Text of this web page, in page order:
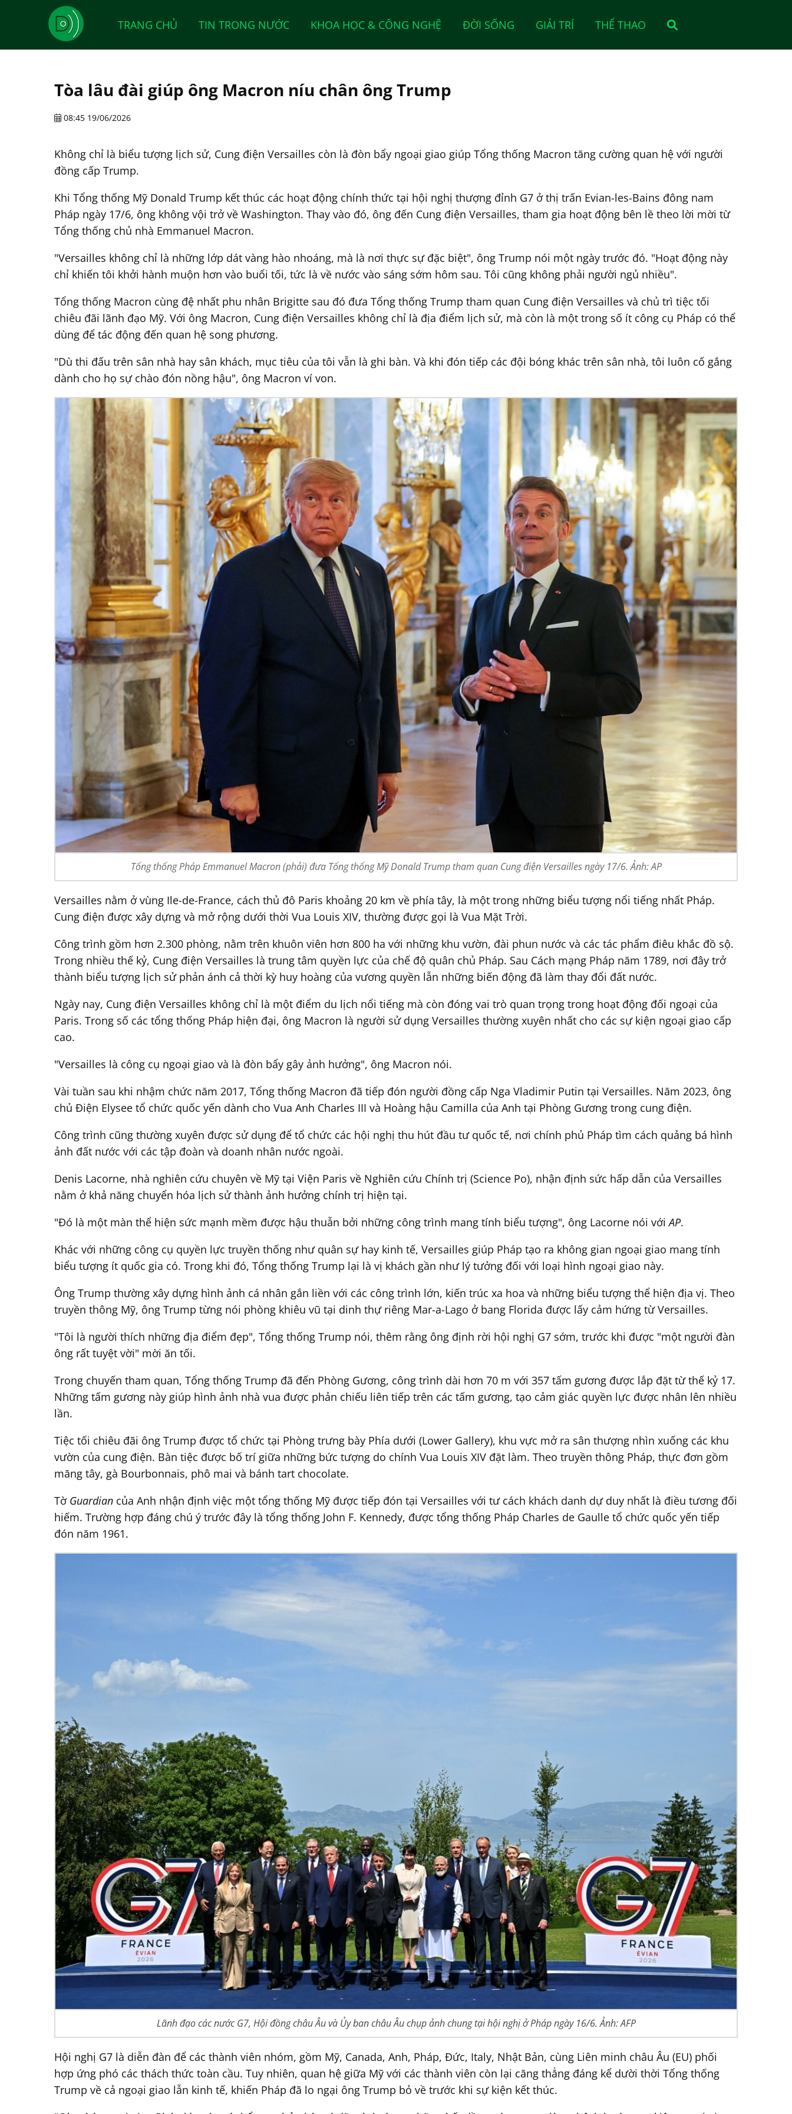
TRANG CHỦ TIN TRONG NƯỚC KHOA HỌC & CÔNG NGHỆ ĐỜI SỐNG GIẢI TRÍ THỂ THAO
Tòa lâu đài giúp ông Macron níu chân ông Trump
08:45 19/06/2026
Không chỉ là biểu tượng lịch sử, Cung điện Versailles còn là đòn bẩy ngoại giao giúp Tổng thống Macron tăng cường quan hệ với người
đồng cấp Trump.
Khi Tổng thống Mỹ Donald Trump kết thúc các hoạt động chính thức tại hội nghị thượng đỉnh G7 ở thị trấn Evian-les-Bains đông nam
Pháp ngày 17/6, ông không vội trở về Washington. Thay vào đó, ông đến Cung điện Versailles, tham gia hoạt động bên lề theo lời mời từ
Tổng thống chủ nhà Emmanuel Macron.
"Versailles không chỉ là những lớp dát vàng hào nhoáng, mà là nơi thực sự đặc biệt", ông Trump nói một ngày trước đó. "Hoạt động này
chỉ khiến tôi khởi hành muộn hơn vào buổi tối, tức là về nước vào sáng sớm hôm sau. Tôi cũng không phải người ngủ nhiều".
Tổng thống Macron cùng đệ nhất phu nhân Brigitte sau đó đưa Tổng thống Trump tham quan Cung điện Versailles và chủ trì tiệc tối
chiêu đãi lãnh đạo Mỹ. Với ông Macron, Cung điện Versailles không chỉ là địa điểm lịch sử, mà còn là một trong số ít công cụ Pháp có thể
dùng để tác động đến quan hệ song phương.
"Dù thi đấu trên sân nhà hay sân khách, mục tiêu của tôi vẫn là ghi bàn. Và khi đón tiếp các đội bóng khác trên sân nhà, tôi luôn cố gắng
dành cho họ sự chào đón nồng hậu", ông Macron ví von.
Tổng thống Pháp Emmanuel Macron (phải) đưa Tổng thống Mỹ Donald Trump tham quan Cung điện Versailles ngày 17/6. Ảnh: AP
Versailles nằm ở vùng Ile-de-France, cách thủ đô Paris khoảng 20 km về phía tây, là một trong những biểu tượng nổi tiếng nhất Pháp.
Cung điện được xây dựng và mở rộng dưới thời Vua Louis XIV, thường được gọi là Vua Mặt Trời.
Công trình gồm hơn 2.300 phòng, nằm trên khuôn viên hơn 800 ha với những khu vườn, đài phun nước và các tác phẩm điêu khắc đồ sộ.
Trong nhiều thế kỷ, Cung điện Versailles là trung tâm quyền lực của chế độ quân chủ Pháp. Sau Cách mạng Pháp năm 1789, nơi đây trở
thành biểu tượng lịch sử phản ánh cả thời kỳ huy hoàng của vương quyền lẫn những biến động đã làm thay đổi đất nước.
Ngày nay, Cung điện Versailles không chỉ là một điểm du lịch nổi tiếng mà còn đóng vai trò quan trọng trong hoạt động đối ngoại của
Paris. Trong số các tổng thống Pháp hiện đại, ông Macron là người sử dụng Versailles thường xuyên nhất cho các sự kiện ngoại giao cấp
cao.
"Versailles là công cụ ngoại giao và là đòn bẩy gây ảnh hưởng", ông Macron nói.
Vài tuần sau khi nhậm chức năm 2017, Tổng thống Macron đã tiếp đón người đồng cấp Nga Vladimir Putin tại Versailles. Năm 2023, ông
chủ Điện Elysee tổ chức quốc yến dành cho Vua Anh Charles III và Hoàng hậu Camilla của Anh tại Phòng Gương trong cung điện.
Công trình cũng thường xuyên được sử dụng để tổ chức các hội nghị thu hút đầu tư quốc tế, nơi chính phủ Pháp tìm cách quảng bá hình
ảnh đất nước với các tập đoàn và doanh nhân nước ngoài.
Denis Lacorne, nhà nghiên cứu chuyên về Mỹ tại Viện Paris về Nghiên cứu Chính trị (Science Po), nhận định sức hấp dẫn của Versailles
nằm ở khả năng chuyển hóa lịch sử thành ảnh hưởng chính trị hiện tại.
"Đó là một màn thể hiện sức mạnh mềm được hậu thuẫn bởi những công trình mang tính biểu tượng", ông Lacorne nói vớiAP.
Khác với những công cụ quyền lực truyền thống như quân sự hay kinh tế, Versailles giúp Pháp tạo ra không gian ngoại giao mang tính
biểu tượng ít quốc gia có. Trong khi đó, Tổng thống Trump lại là vị khách gần như lý tưởng đối với loại hình ngoại giao này.
Ông Trump thường xây dựng hình ảnh cá nhân gắn liền với các công trình lớn, kiến trúc xa hoa và những biểu tượng thể hiện địa vị. Theo
truyền thông Mỹ, ông Trump từng nói phòng khiêu vũ tại dinh thự riêng Mar-a-Lago ở bang Florida được lấy cảm hứng từ Versailles.
"Tôi là người thích những địa điểm đẹp", Tổng thống Trump nói, thêm rằng ông định rời hội nghị G7 sớm, trước khi được "một người đàn
ông rất tuyệt vời" mời ăn tối.
Trong chuyến tham quan, Tổng thống Trump đã đến Phòng Gương, công trình dài hơn 70 m với 357 tấm gương được lắp đặt từ thế kỷ 17.
Những tấm gương này giúp hình ảnh nhà vua được phản chiếu liên tiếp trên các tấm gương, tạo cảm giác quyền lực được nhân lên nhiều
lần.
Tiệc tối chiêu đãi ông Trump được tổ chức tại Phòng trưng bày Phía dưới (Lower Gallery), khu vực mở ra sân thượng nhìn xuống các khu
vườn của cung điện. Bàn tiệc được bố trí giữa những bức tượng do chính Vua Louis XIV đặt làm. Theo truyền thông Pháp, thực đơn gồm
măng tây, gà Bourbonnais, phô mai và bánh tart chocolate.
Tờ Guardian của Anh nhận định việc một tổng thống Mỹ được tiếp đón tại Versailles với tư cách khách danh dự duy nhất là điều tương đối
hiếm. Trường hợp đáng chú ý trước đây là tổng thống John F. Kennedy, được tổng thống Pháp Charles de Gaulle tổ chức quốc yến tiếp
đón năm 1961.
Lãnh đạo các nước G7, Hội đồng châu Âu và Ủy ban châu Âu chụp ảnh chung tại hội nghị ở Pháp ngày 16/6. Ảnh: AFP
Hội nghị G7 là diễn đàn để các thành viên nhóm, gồm Mỹ, Canada, Anh, Pháp, Đức, Italy, Nhật Bản, cùng Liên minh châu Âu (EU) phối
hợp ứng phó các thách thức toàn cầu. Tuy nhiên, quan hệ giữa Mỹ với các thành viên còn lại căng thẳng đáng kể dười thời Tổng thống
Trump về cả ngoại giao lẫn kinh tế, khiến Pháp đã lo ngại ông Trump bỏ về trước khi sự kiện kết thúc.